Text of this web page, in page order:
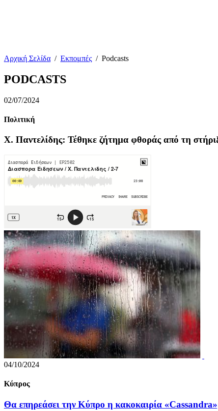
Αρχική Σελίδα / Εκπομπές / Podcasts
PODCASTS
02/07/2024
Πολιτική
Χ. Παντελίδης: Τέθηκε ζήτημα φθοράς από τη
04/10/2024
Κύπρος
Θα επηρεάσει την Κύπρο η κακοκαιρία